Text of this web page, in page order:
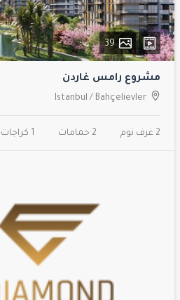
39
مشروع رامس غاردن
Istanbul / Bahçelievler
2 غرف نوم 2 حمامات 1 كراجات